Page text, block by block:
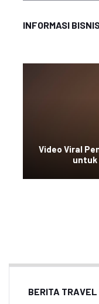
INFORMASI
Video Viral
untuk
BERITA TRAVEL